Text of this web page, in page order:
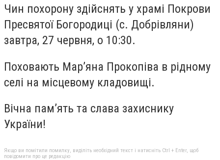
Чин похорону здійснять у храмі Покрови
Пресвятої Богородиці (с. Добрівляни)
завтра, 27 червня, о 10:30.
Поховають Мар’яна Прокопіва в рідному
селі на місцевому кладовищі.
Вічна пам’ять та слава захиснику
України!
Якщо ви помітили помилку, виділіть необхідний текст і натисніть Ctrl + Enter, щоб
повідомити про це редакцію